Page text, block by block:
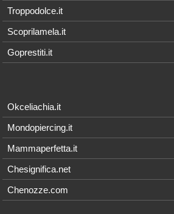
Troppodolce.it
Scoprilamela.it
Goprestiti.it
Okceliachia.it
Mondopiercing.it
Mammaperfetta.it
Chesignifica.net
Chenozze.com